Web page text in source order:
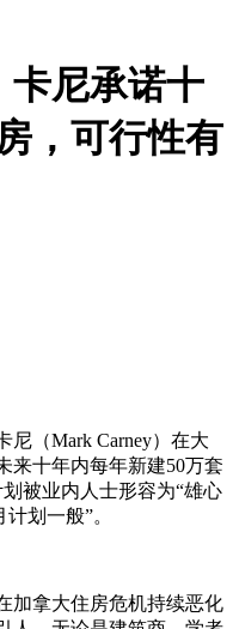
卡尼承诺十
，可行性有
（Mark Carney）在大
来十年内每年新建50万套
被业内人士形容为“雄心
划一般”。
加拿大住房危机持续恶化